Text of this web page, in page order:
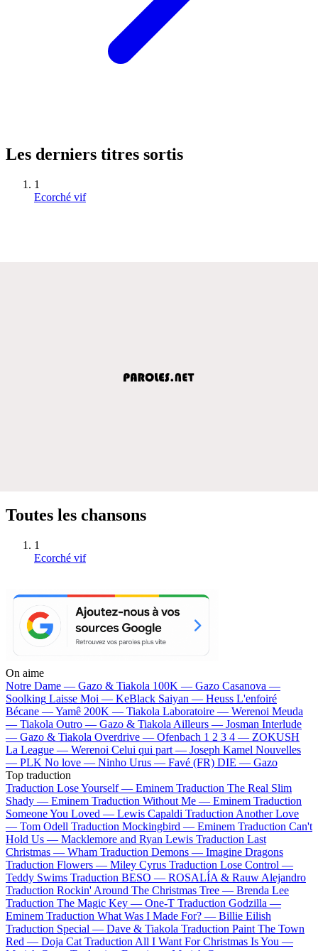
Les derniers titres sortis
1
Ecorché vif
Toutes les chansons
1
Ecorché vif
On aime
Notre Dame — Gazo & Tiakola 100K — Gazo Casanova —
Soolking Laisse Moi — KeBlack Saiyan — Heuss L'enfoiré
Bécane —Yamê 200K — Tiakola Laboratoire — Werenoi Meuda
— Tiakola Outro — Gazo & Tiakola Ailleurs — Josman Interlude
— Gazo & Tiakola Overdrive — Ofenbach 1 2 3 4 — ZOKUSH
La League — Werenoi Celui qui part — Joseph Kamel Nouvelles
— PLK No love — Ninho Urus — Favé (FR) DIE — Gazo
Top traduction
Traduction Lose Yourself — Eminem Traduction The Real Slim
Shady — Eminem Traduction Without Me — Eminem Traduction
Someone You Loved — Lewis Capaldi Traduction Another Love
— Tom Odell Traduction Mockingbird — Eminem Traduction Can't
Hold Us — Macklemore and Ryan Lewis Traduction Last
Christmas — Wham Traduction Demons — Imagine Dragons
Traduction Flowers — Miley Cyrus Traduction Lose Control —
Teddy Swims Traduction BESO — ROSALÍA & Rauw Alejandro
Traduction Rockin' Around The Christmas Tree — Brenda Lee
Traduction The Magic Key — One-T Traduction Godzilla —
Eminem Traduction What Was I Made For? — Billie Eilish
Traduction Special — Dave & Tiakola Traduction Paint The Town
Red — Doja Cat Traduction All I Want For Christmas Is You —